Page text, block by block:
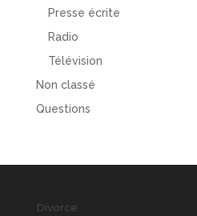
Presse écrite
Radio
Télévision
Non classé
Questions
Divorce